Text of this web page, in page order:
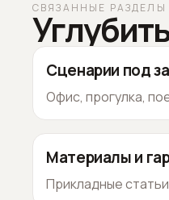
СВЯЗАННЫЕ РАЗДЕЛЫ
Сценарии под
Офис, прогулка,
Материалы и
Прикладные